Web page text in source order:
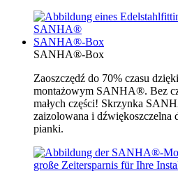
SANHA®-Box
SANHA®-Box
Zaoszczędź do 70% czasu
montażowym SANHA®. Bez
małych części! Skrzynka
zaizolowana i dźwiękoszczelna
pianki.